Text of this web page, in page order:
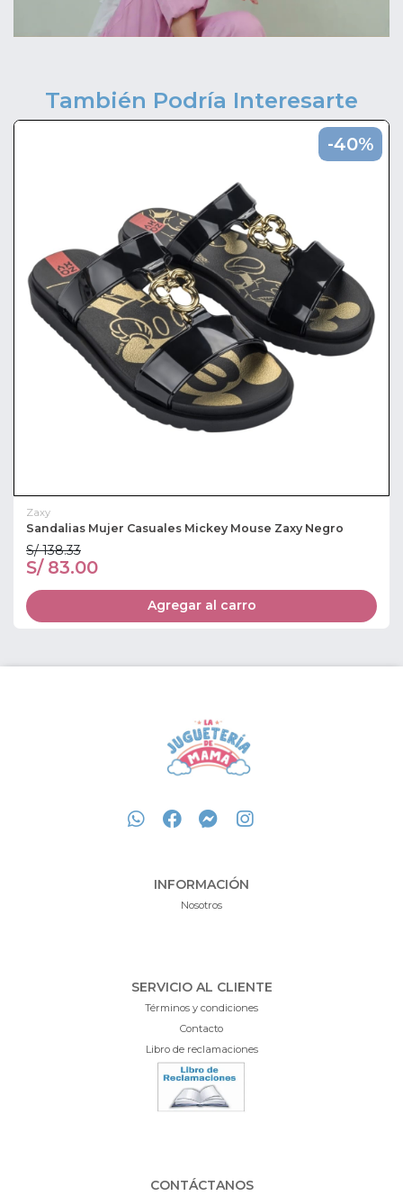
También Podría Interesarte
-40%
Zaxy
Sandalias Mujer Casuales Mickey Mouse Zaxy Negro
S/ 138.33
S/ 83.00
Agregar al carro
INFORMACIÓN
Nosotros
SERVICIO AL CLIENTE
Términos y condiciones
Contacto
Libro de reclamaciones
CONTÁCTANOS